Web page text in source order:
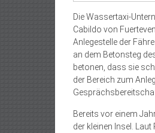
Die Wassertaxi-
Cabildo von
Anlegestelle der
an dem Betonsteg
betonen, dass sie
der Bereich zum
Bereits vor einem
der kleinen Insel.